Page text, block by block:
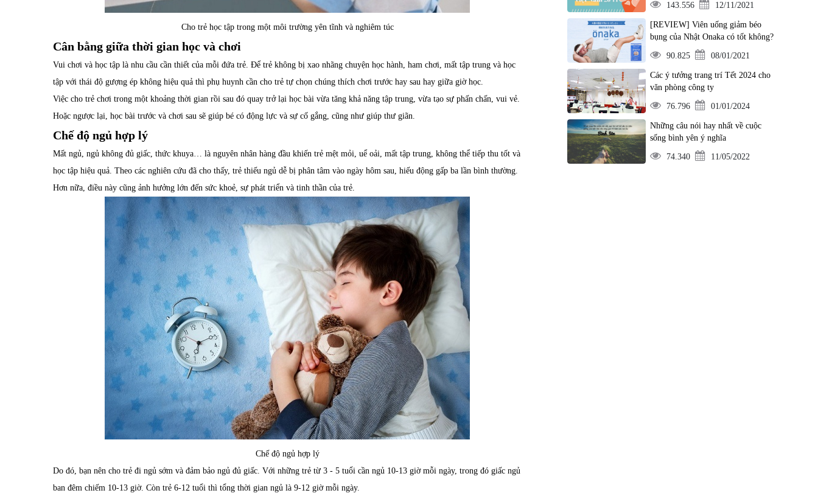
Cho trẻ học tập trong một môi trường yên tĩnh và nghiêm túc
Cân bằng giữa thời gian học và chơi
Vui chơi và học tập là nhu cầu cần thiết của mỗi đứa trẻ. Để trẻ không bị xao nhãng chuyện học hành, ham chơi, mất tập trung và học
tập với thái độ gượng ép không hiệu quả thì phụ huynh cần cho trẻ tự chọn chúng thích chơi trước hay sau hay giữa giờ học.
Việc cho trẻ chơi trong một khoảng thời gian rồi sau đó quay trở lại học bài vừa tăng khả năng tập trung, vừa tạo sự phấn chấn, vui vẻ.
Hoặc ngược lại, học bài trước và chơi sau sẽ giúp bé có động lực và sự cố gắng, cũng như giúp thư giãn.
Chế độ ngủ hợp lý
Mất ngủ, ngủ không đủ giấc, thức khuya… là nguyên nhân hàng đầu khiến trẻ mệt mỏi, uể oải, mất tập trung, không thể tiếp thu tốt và
học tập hiệu quả. Theo các nghiên cứu đã cho thấy, trẻ thiếu ngủ dễ bị phân tâm vào ngày hôm sau, hiếu động gấp ba lần bình thường.
Hơn nữa, điều này cũng ảnh hưởng lớn đến sức khoẻ, sự phát triển và tinh thần của trẻ.
Chế độ ngủ hợp lý
Do đó, bạn nên cho trẻ đi ngủ sớm và đảm bảo ngủ đủ giấc. Với những trẻ từ 3 - 5 tuổi cần ngủ 10-13 giờ mỗi ngày, trong đó giấc ngủ
ban đêm chiếm 10-13 giờ. Còn trẻ 6-12 tuổi thì tổng thời gian ngủ là 9-12 giờ mỗi ngày.
143.556 12/11/2021
[REVIEW] Viên uống giảm béo
bụng của Nhật Onaka có tốt không?
90.825 08/01/2021
Các ý tưởng trang trí Tết 2024 cho
văn phòng công ty
76.796 01/01/2024
Những câu nói hay nhất về cuộc
sống bình yên ý nghĩa
74.340 11/05/2022